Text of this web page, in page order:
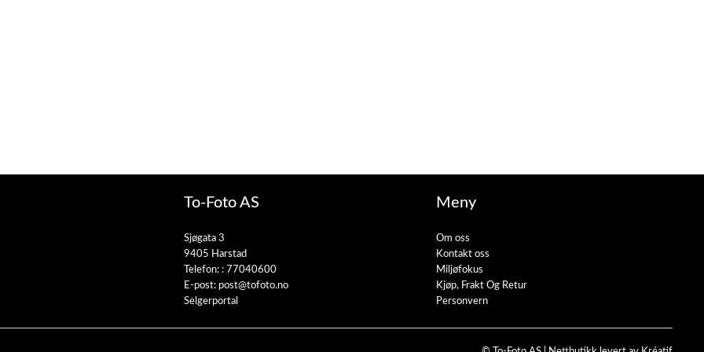
To-Foto AS
Sjøgata 3
9405 Harstad
Telefon: : 77040600
E-post: post@tofoto.no
Selgerportal
Meny
Om oss
Kontakt oss
Miljøfokus
Kjøp, Frakt Og Retur
Personvern